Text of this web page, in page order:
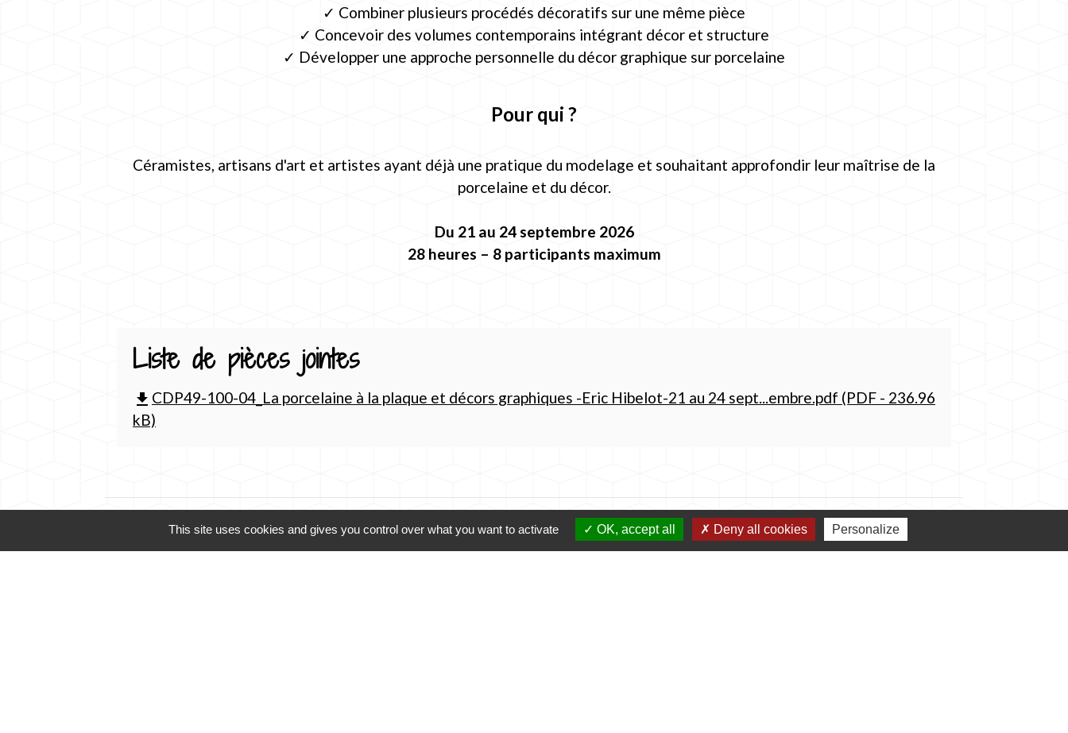
✓ Combiner plusieurs procédés décoratifs sur une même pièce
✓ Concevoir des volumes contemporains intégrant décor et structure
✓ Développer une approche personnelle du décor graphique sur porcelaine
Pour qui ?
Céramistes, artisans d'art et artistes ayant déjà une pratique du modelage et souhaitant approfondir leur maîtrise de la
porcelaine et du décor.
Du 21 au 24 septembre 2026
28 heures – 8 participants maximum
Liste de pièces jointes
file_download CDP49-100-04_La porcelaine à la plaque et décors graphiques -Eric Hibelot-21 au 24 sept...embre.pdf (PDF - 236.96
kB)
This site uses cookies and gives you control over what you want to activate OK, accept all Deny all cookies Personalize